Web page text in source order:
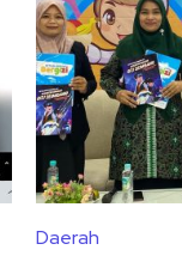
Daerah